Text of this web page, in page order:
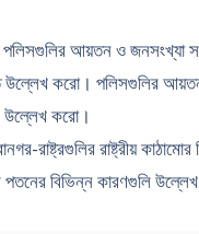
পলিসগুলির আয়তন ও জনসংখ্যা
উল্লেখ করাে। পলিসগুলির
উল্লেখ করাে।
রাষ্ট্রগুলির রাষ্ট্রীয়
বিভিন্ন কারণগুলি